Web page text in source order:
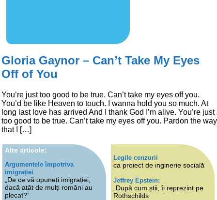
Gloria Gaynor – Can’t Take My Eyes
Off of You
You’re just too good to be true. Can’t take my eyes off you.
You’d be like Heaven to touch. I wanna hold you so much. At
long last love has arrived And I thank God I’m alive. You’re just
too good to be true. Can’t take my eyes off you. Pardon the way
that I […]
Alte articole:
Argumentele împotriva
imigrației
„De ce vă opuneți imigrației,
dacă atât de mulți români au
plecat?”
Legile cenzurii
ca proiect de inginerie socială
Jeffrey Epstein:
„După cum știi, îi reprezint pe
Rothschilds